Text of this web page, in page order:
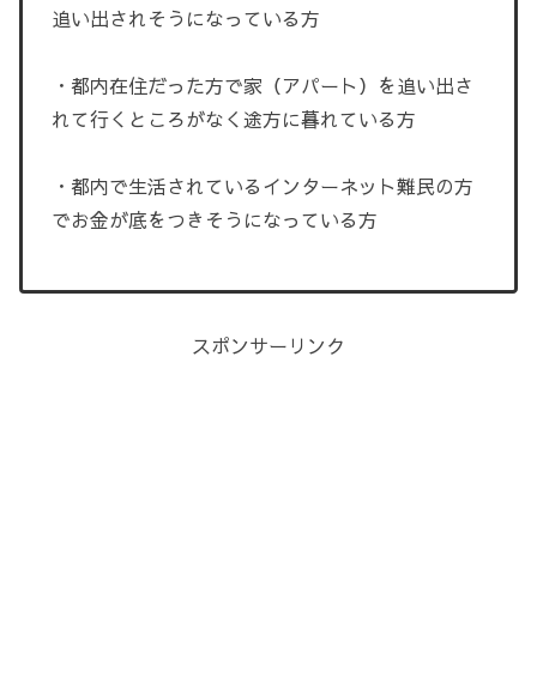
追い出されそうになっている方
・都内在住だった方で家（アパート）を追い出さ
れて行くところがなく途方に暮れている方
・都内で生活されているインターネット難民の方
でお金が底をつきそうになっている方
スポンサーリンク